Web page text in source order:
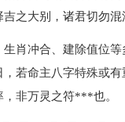
之大别，诸君切勿混
肖冲合、建除值位
若命主八字特殊或
非万灵之符***也。